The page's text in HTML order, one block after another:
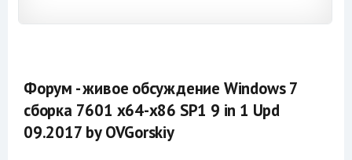
Форум - живое обсуждение Windows 7
сборка 7601 x64-x86 SP1 9 in 1 Upd
09.2017 by OVGorskiy